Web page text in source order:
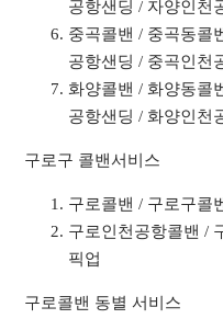
공항샌딩 / 자양인천
중곡콜밴 / 중곡동콜
공항샌딩 / 중곡인천
화양콜밴 / 화양동콜
공항샌딩 / 화양인천
구로구 콜밴서비스
구로콜밴 / 구로구콜벤
구로인천공항콜밴 /
픽업
구로콜밴 동별 서비스